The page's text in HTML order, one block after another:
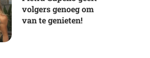
volgers genoeg om
van te genieten!